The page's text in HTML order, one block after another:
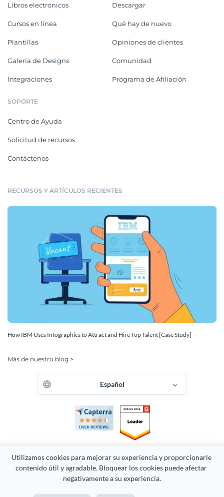
Utilizamos cookies para mejorar su experiencia y proporcionarle
contenido útil y agradable. Bloquear los cookies puede afectar
negativamente a su experiencia.
Libros electrónicos
Cursos en línea
Plantillas
Galería de Designs
Integraciones
Descargar
Qué hay de nuevo
Opiniones de clientes
Comunidad
Programa de Afiliación
SOPORTE
Centro de Ayuda
Solicitud de recursos
Contáctenos
RECURSOS Y ARTÍCULOS RECIENTES
How IBM Uses Infographics to Attract and Hire Top Talent [Case Study]
Más de nuestro blog >
Español
Derechos Reservados 2026 Easy WebContent, LLC. (DBA Visme).